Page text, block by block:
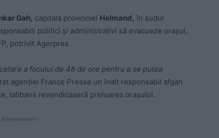
Gah, capitala provinciei Helmand, în sudul
politici şi administrativi să evacueze oraşul,
potrivit Agerpres.
a focului de 48 de ore pentru a se putea
agenţiei France Presse un înalt responsabil afgan
talibanii revendicaseră preluarea oraşului.
Advertisement -